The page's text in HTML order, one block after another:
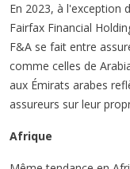
En 2023, à l'exception
Fairfax Financial
F&A se fait entre
comme celles de
aux Émirats arabes
assureurs sur leur
Afrique